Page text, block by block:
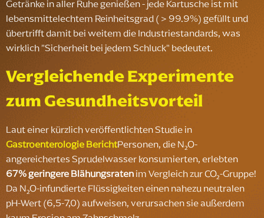
Getränke in aller Ruhe genießen - jede Kartusche ist mit
lebensmittelechtem Reinheitsgrad (＞99.9%) gefüllt und
übertrifft damit bei weitem die Industriestandards, was
wirklich "Sicherheit bei jedem Schluck" bedeutet.
Vergleichende Experimente
zum Gesundheitsvorteil
Laut einer kürzlich veröffentlichten Studie in
Gastroenterologie BerichtPersonen, die N₂O-
angereichertes Sprudelwasser konsumierten, erlebten
67% geringere Blähungsratenim Vergleich zur CO₂-Gruppe!
Da N₂O-infundierte Flüssigkeiten einen nahezu neutralen
pH-Wert (6,5-7,0) aufweisen, verursachen sie außerdem